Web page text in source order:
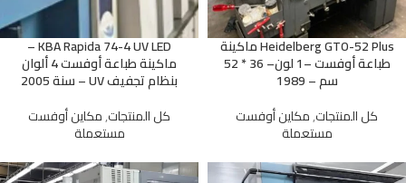
Heidelberg GTO-52 Plus ماكينة
طباعة أوفست –1 لون– 36 * 52
سم – 1989
كل المنتجات,مكاين أوفست
مستعملة
KBA Rapida 74-4 UV LED –
ماكينة طباعة أوفست 4 ألوان
بنظام تجفيف UV – سنة 2005
كل المنتجات,مكاين أوفست
مستعملة